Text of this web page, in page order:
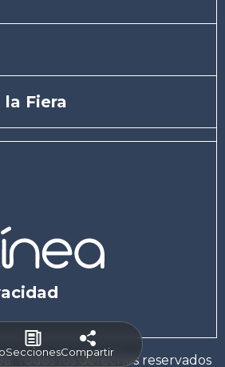
la Fiera
Todos los derechos reservados
SeccionesCompartir